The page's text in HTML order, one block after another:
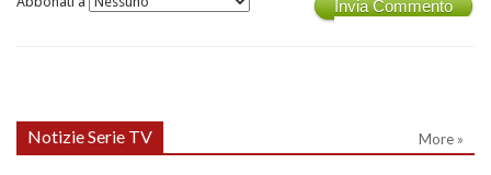
Invia Commento
Notizie Serie TV More »